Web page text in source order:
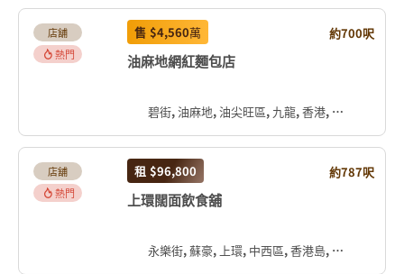
店舖
熱門
售 $4,560萬 約700呎
油麻地網紅麵包店
碧街, 油麻地, 油尖旺區, 九龍, 香港, 中国
店舖
熱門
租 $96,800 約787呎
上環闊面飲食舖
永樂街, 蘇豪, 上環, 中西區, 香港島, 香港, 中国